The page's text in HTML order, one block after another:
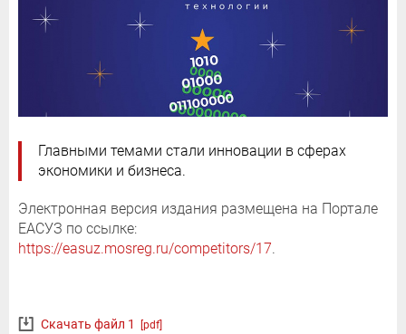
Главными темами стали инновации в сферах
экономики и бизнеса.
Электронная версия издания размещена на Портале
ЕАСУЗ по ссылке:
https://easuz.mosreg.ru/competitors/17.
Скачать файл 1 [pdf]